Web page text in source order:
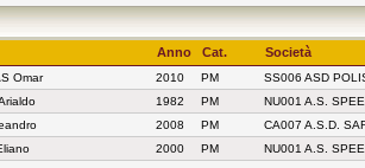
Anno Cat. Società
Omar 2010 PM
SS006 ASD
1982 PM
NU001 A.S.
2008 PM
CA007 A.S.D.
2000 PM
NU001 A.S.